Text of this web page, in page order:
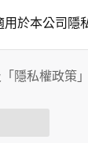
於本公司隱
瀏覽器、瀏
隱私權政策